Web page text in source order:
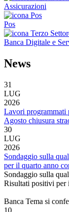
Assicurazioni
Pos
Banca Digitale e
News
31
LUG
2026
Lavori programmati
Agosto chiusura
30
LUG
2026
Sondaggio sulla
per il quarto anno
Sondaggio sulla
Risultati positivi per
Banca Tema si
10